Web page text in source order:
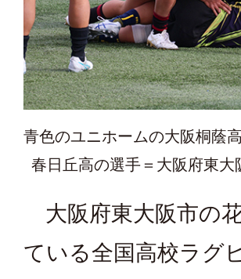
青色のユニホームの大阪桐蔭
春日丘高の選手＝大阪府東
大阪府東大阪市の
ている全国高校ラグ